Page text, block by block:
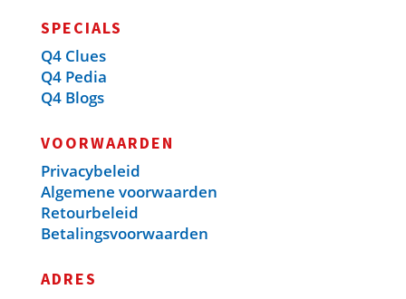
SPECIALS
Q4 Clues
Q4 Pedia
Q4 Blogs
VOORWAARDEN
Privacybeleid
Algemene voorwaarden
Retourbeleid
Betalingsvoorwaarden
ADRES